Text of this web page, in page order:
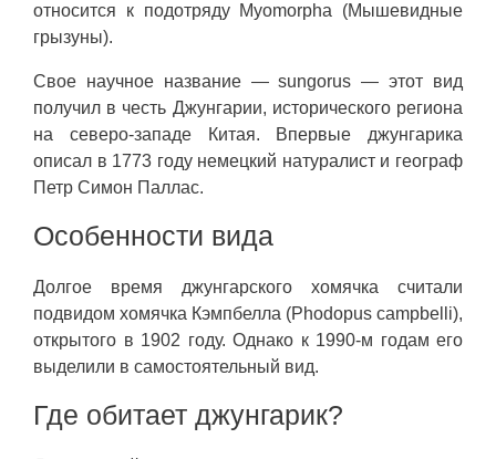
относится к подотряду Myomorpha (Мышевидные
грызуны).
Свое научное название — sungorus — этот вид
получил в честь Джунгарии, исторического региона
на северо-западе Китая. Впервые джунгарика
описал в 1773 году немецкий натуралист и географ
Петр Симон Паллас.
Особенности вида
Долгое время джунгарского хомячка считали
подвидом хомячка Кэмпбелла (Phodopus campbelli),
открытого в 1902 году. Однако к 1990-м годам его
выделили в самостоятельный вид.
Где обитает джунгарик?